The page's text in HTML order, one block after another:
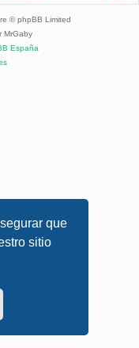
que
sitio
© phpBB Limited
MrGaby
España